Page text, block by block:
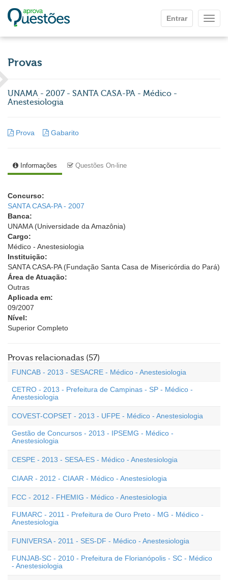
Entrar
Provas
UNAMA - 2007 - SANTA CASA-PA - Médico -
Anestesiologia
Prova Gabarito
Informações Questões On-line
Concurso:
SANTA CASA-PA - 2007
Banca:
UNAMA (Universidade da Amazônia)
Cargo:
Médico - Anestesiologia
Instituição:
SANTA CASA-PA (Fundação Santa Casa de Misericórdia do Pará)
Área de Atuação:
Outras
Aplicada em:
09/2007
Nível:
Superior Completo
Provas relacionadas (57)
FUNCAB - 2013 - SESACRE - Médico - Anestesiologia
CETRO - 2013 - Prefeitura de Campinas - SP - Médico -
Anestesiologia
COVEST-COPSET - 2013 - UFPE - Médico - Anestesiologia
Gestão de Concursos - 2013 - IPSEMG - Médico -
Anestesiologia
CESPE - 2013 - SESA-ES - Médico - Anestesiologia
CIAAR - 2012 - CIAAR - Médico - Anestesiologia
FCC - 2012 - FHEMIG - Médico - Anestesiologia
FUMARC - 2011 - Prefeitura de Ouro Preto - MG - Médico -
Anestesiologia
FUNIVERSA - 2011 - SES-DF - Médico - Anestesiologia
FUNJAB-SC - 2010 - Prefeitura de Florianópolis - SC - Médico
- Anestesiologia